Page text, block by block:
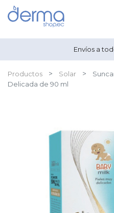
Envíos a
Productos Solar
Delicada de 90 ml